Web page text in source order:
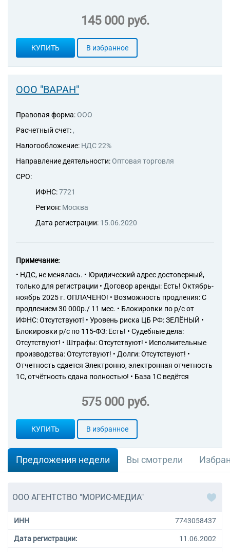
145 000 руб.
КУПИТЬ В избранное
ООО "ВАРАН"
Правовая форма: ООО
Расчетный счет: ,
Налогообложение: НДС 22%
Направление деятельности: Оптовая торговля
СРО:
ИФНС:7721
Регион: Москва
Дата регистрации: 15.06.2020
Примечание:
• НДС, не менялась. • Юридический адрес достоверный,
только для регистрации • Договор аренды: Есть! Октябрь-
ноябрь 2025 г. ОПЛАЧЕНО! • Возможность продления: С
продлением 30 000р./ 11 мес. • Блокировки по р/с от
ИФНС: Отсутствуют! • Уровень риска ЦБ РФ: ЗЕЛЁНЫЙ •
Блокировки р/с по 115-ФЗ: Есть! • Судебные дела:
Отсутствуют! • Штрафы: Отсутствуют! • Исполнительные
производства: Отсутствуют! • Долги: Отсутствуют! •
Отчетность сдается Электронно, электронная отчетность
1С, отчётность сдана полностью! • База 1С ведётся
575 000 руб.
КУПИТЬ В избранное
Предложения недели Вы смотрели
ООО АГЕНТСТВО "МОРИС-МЕДИА"
ИНН 7743058437
Дата регистрации: 11.06.2002